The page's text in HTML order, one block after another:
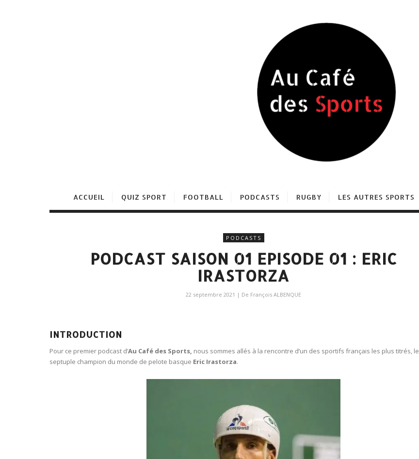
ACCUEIL QUIZ SPORT FOOTBALL PODCASTS RUGBY LES AUTRES SPORTS
PODCASTS
PODCAST SAISON 01 EPISODE 01 : ERIC
IRASTORZA
22 septembre 2021 | De François ALBENQUE
INTRODUCTION
Pour ce premier podcast d’Au Café des Sports, nous sommes allés à la rencontre d’un des sportifs français les plus titrés, le
septuple champion du monde de pelote basque Eric Irastorza.